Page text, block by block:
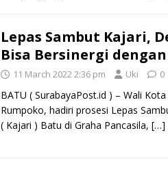
Lepas Sambut Kajari,
Bisa Bersinergi
11 March 2022 2:36 pm Uki 0
BATU ( SurabayaPost.id ) – Wali
Rumpoko, hadiri prosesi Lepas
( Kajari ) Batu di Graha Pancasila, […]